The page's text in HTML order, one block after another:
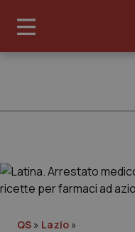
QS » Lazio »